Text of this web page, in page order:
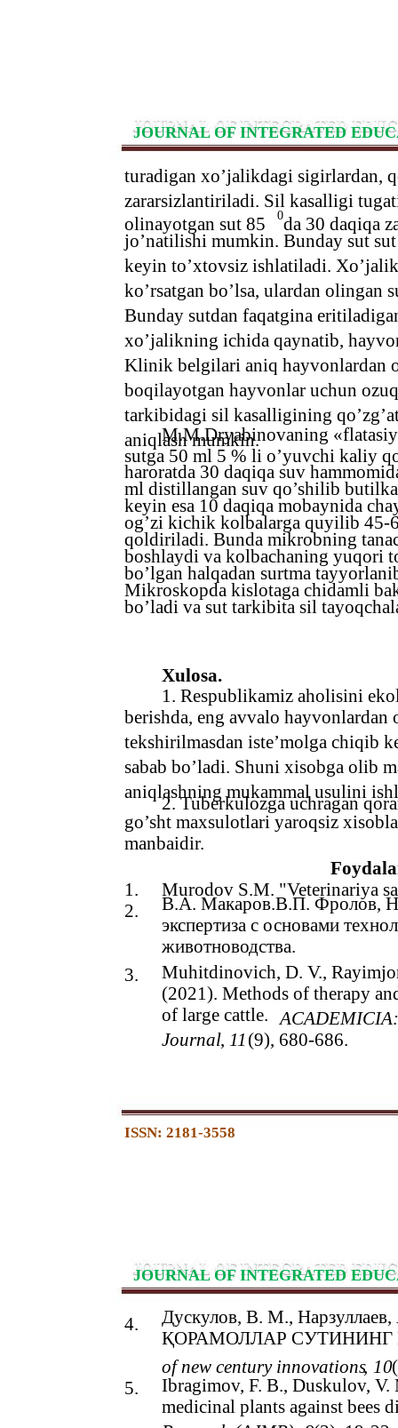
ISSN: 2181-3558
JOURNAL OF INTEGRATED
turadigan xo’jalikdagi sigirlardan,
zararsizlantiriladi. Sil kasalligi
olinayotgan sut 85
0da 30 daqiqa
jo’natilishi mumkin. Bunday sut
keyin to’xtovsiz ishlatiladi.
ko’rsatgan bo’lsa, ulardan
Bunday sutdan faqatgina
xo’jalikning ichida qaynatib,
Klinik belgilari aniq hayvonlardan
boqilayotgan hayvonlar uchun
tarkibidagi sil kasalligining
aniqlash mumkin.
M.M.Dryabinovaning
sutga 50 ml 5 % li o’yuvchi kaliy
haroratda 30 daqiqa suv
ml distillangan suv qo’shilib
keyin esa 10 daqiqa mobaynida
og’zi kichik kolbalarga quyilib 45-
qoldiriladi. Bunda mikrobning
boshlaydi va kolbachaning yuqori
bo’lgan halqadan surtma
Mikroskopda kislotaga chidamli
bo’ladi va sut tarkibita sil
Xulosa.
1. Respublikamiz aholisini
berishda, eng avvalo
tekshirilmasdan iste’molga chiqib
sabab bo’ladi. Shuni xisobga olib
aniqlashning mukammal usulini
2. Tuberkulozga uchragan
go’sht maxsulotlari yaroqsiz
manbaidir.
1.
Murodov S.M. "Veterinariya
2.
В.А. Макаров.В.П. Фролов,
экспертиза с основами
животноводства.
3.
Muhitdinovich, D. V.,
(2021). Methods of therapy
of large cattle.
Journal, 11(9), 680-686.
JOURNAL OF INTEGRATED
4.
Дускулов, В. М.,
ҚОРАМОЛЛАР
of new century innovations, 10
5.
Ibragimov, F. B., Duskulov,
medicinal plants against bees